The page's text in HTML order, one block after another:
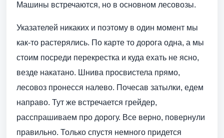
Машины встречаются, но в основном лесовозы.
Указателей никаких и поэтому в один момент мы
как-то растерялись. По карте то дорога одна, а мы
стоим посреди перекрестка и куда ехать не ясно,
везде накатано. Шнива просвистела прямо,
лесовоз пронесся налево. Почесав затылки, едем
направо. Тут же встречается грейдер,
расспрашиваем про дорогу. Все верно, повернули
правильно. Только спустя немного придется